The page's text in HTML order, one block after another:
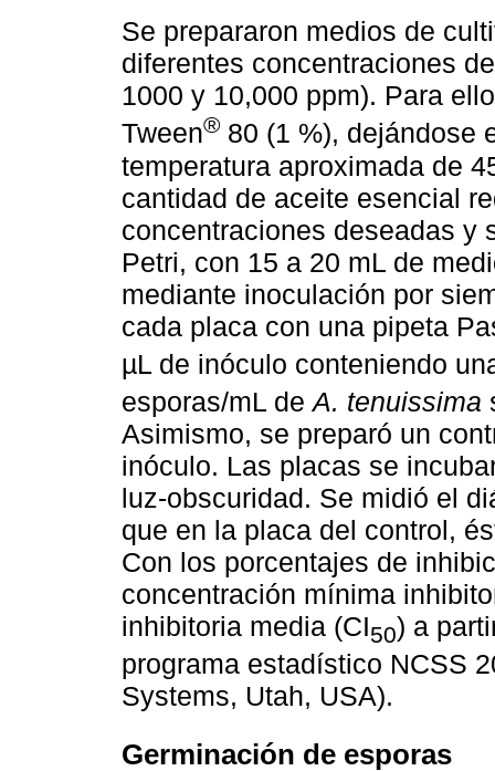
Se prepararon medios de
diferentes concentraciones
1000 y 10,000 ppm). Para
Tween® 80 (1 %), dejándose
temperatura aproximada de
cantidad de aceite esencial
concentraciones deseadas y
Petri, con 15 a 20 mL de
mediante inoculación por
cada placa con una pipeta
µL de inóculo conteniendo
esporas/mL deA. tenuissima
Asimismo, se preparó un
inóculo. Las placas se
luz-obscuridad. Se midió el
que en la placa del control,
Con los porcentajes de
concentración mínima
inhibitoria media (CI50) a
programa estadístico NCSS
Systems, Utah, USA).
Germinación de esporas